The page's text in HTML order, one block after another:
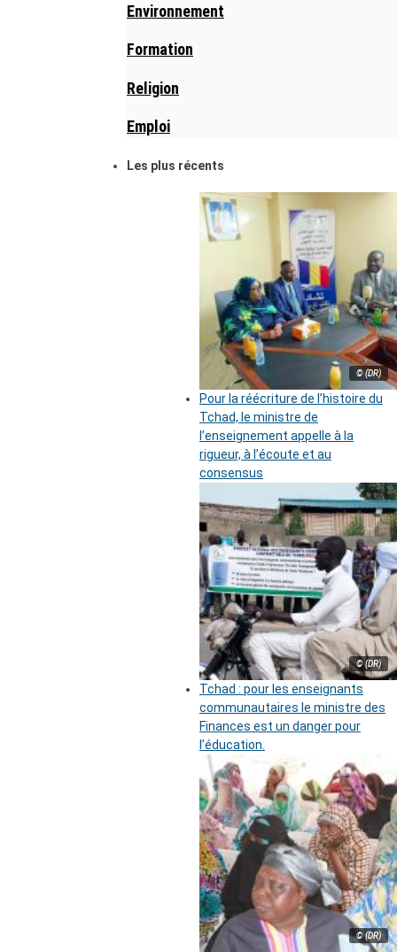
Environnement
Formation
Religion
Emploi
Les plus récents
© (DR)
Pour la réécriture de l’histoire du
Tchad, le ministre de
l’enseignement appelle à la
rigueur, à l’écoute et au
consensus
© (DR)
Tchad : pour les enseignants
communautaires le ministre des
Finances est un danger pour
l’éducation.
© (DR)